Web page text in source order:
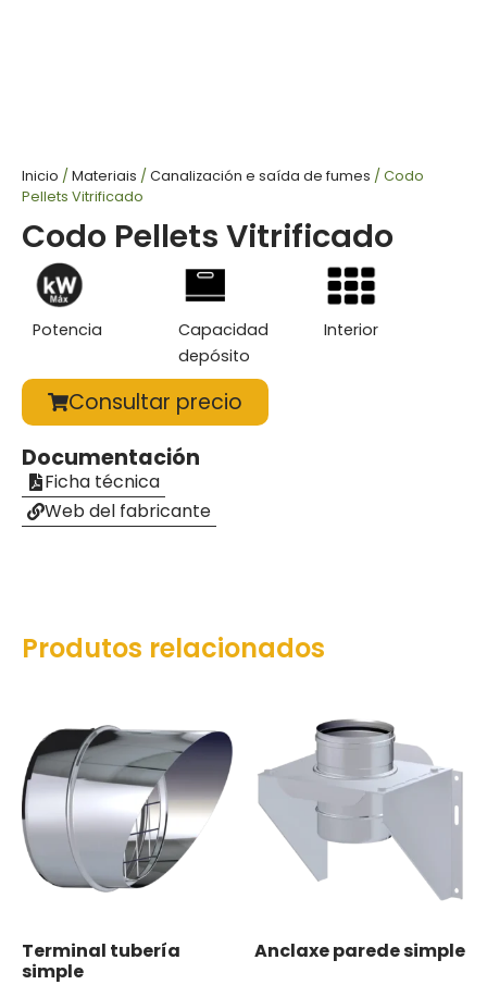
Inicio / Materiais / Canalización e saída de fumes / Codo
Pellets Vitrificado
Codo Pellets Vitrificado
Potencia
Capacidad
depósito
Interior
Consultar precio
Documentación
Ficha técnica
Web del fabricante
Produtos relacionados
Terminal tubería
simple
Anclaxe parede simple